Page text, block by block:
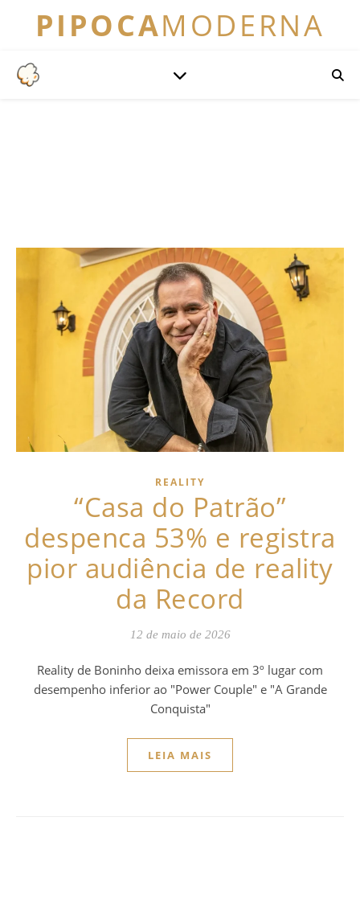
PIPOCAMODERNA
REALITY
“Casa do Patrão”
despenca 53% e registra
pior audiência de reality
da Record
12 de maio de 2026
Reality de Boninho deixa emissora em 3º lugar com
desempenho inferior ao "Power Couple" e "A Grande
Conquista"
LEIA MAIS